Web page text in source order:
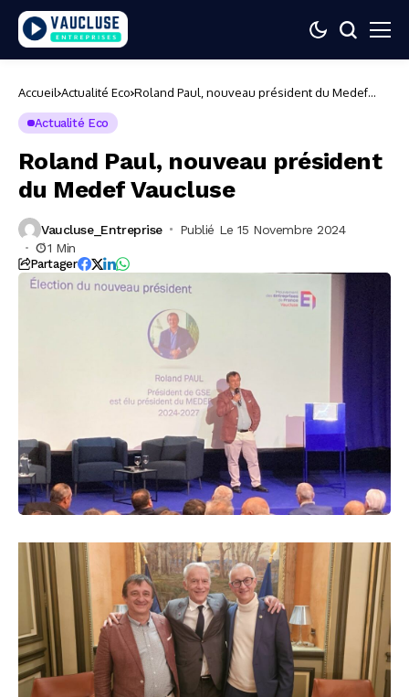
Accueil Actualité Eco Roland Paul, nouveau président du Medef
Actualité Eco
Roland Paul, nouveau président
du Medef Vaucluse
Vaucluse_Entreprise
Publié Le 15 Novembre 2024
1 Min
Partager